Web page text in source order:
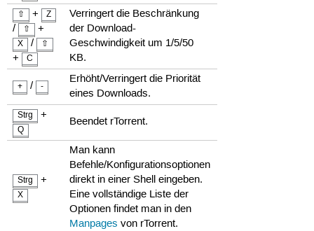
⇧ + Z
/ ⇧ +
X / ⇧
+ C
Verringert die Beschränkung
der Download-
Geschwindigkeit um 1/5/50
KB.
+ / -
Erhöht/Verringert die Priorität
eines Downloads.
Strg +
Q
Beendet rTorrent.
Strg +
X
Man kann
Befehle/Konfigurationsoptionen
direkt in einer Shell eingeben.
Eine vollständige Liste der
Optionen findet man in den
Manpages von rTorrent.